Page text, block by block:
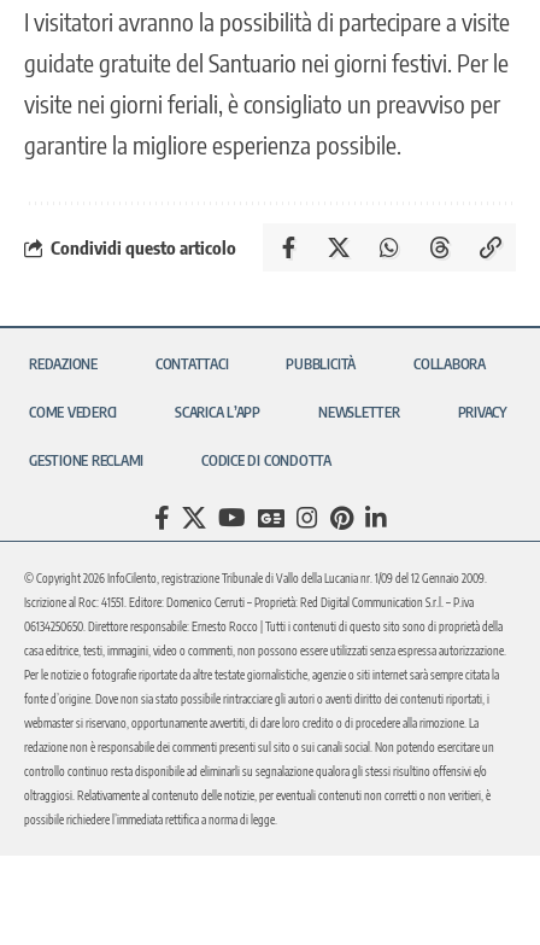
I visitatori avranno la possibilità di partecipare a visite
guidate gratuite del Santuario nei giorni festivi. Per le
visite nei giorni feriali, è consigliato un preavviso per
garantire la migliore esperienza possibile.
Condividi questo articolo
REDAZIONE CONTATTACI PUBBLICITÀ COLLABORA
COME VEDERCI SCARICA L’APP NEWSLETTER PRIVACY
GESTIONE RECLAMI CODICE DI CONDOTTA
© Copyright 2026 InfoCilento, registrazione Tribunale di Vallo della Lucania nr. 1/09 del 12 Gennaio 2009.
Iscrizione al Roc: 41551. Editore: Domenico Cerruti – Proprietà: Red Digital Communication S.r.l. – P.iva
06134250650. Direttore responsabile: Ernesto Rocco | Tutti i contenuti di questo sito sono di proprietà della
casa editrice, testi, immagini, video o commenti, non possono essere utilizzati senza espressa autorizzazione.
Per le notizie o fotografie riportate da altre testate giornalistiche, agenzie o siti internet sarà sempre citata la
fonte d’origine. Dove non sia stato possibile rintracciare gli autori o aventi diritto dei contenuti riportati, i
webmaster si riservano, opportunamente avvertiti, di dare loro credito o di procedere alla rimozione. La
redazione non è responsabile dei commenti presenti sul sito o sui canali social. Non potendo esercitare un
controllo continuo resta disponibile ad eliminarli su segnalazione qualora gli stessi risultino offensivi e/o
oltraggiosi. Relativamente al contenuto delle notizie, per eventuali contenuti non corretti o non veritieri, è
possibile richiedere l’immediata rettifica a norma di legge.